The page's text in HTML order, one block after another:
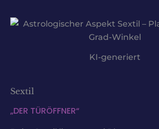
Sextil
„DER TÜRÖFFNER“
KI-generiert